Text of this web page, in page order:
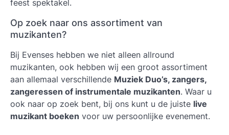
feest spektakel.
Op zoek naar ons assortiment van
muzikanten?
Bij Evenses hebben we niet alleen allround
muzikanten, ook hebben wij een groot assortiment
aan allemaal verschillende Muziek Duo’s, zangers,
zangeressen of instrumentale muzikanten. Waar u
ook naar op zoek bent, bij ons kunt u de juiste live
muzikant boeken voor uw persoonlijke evenement.